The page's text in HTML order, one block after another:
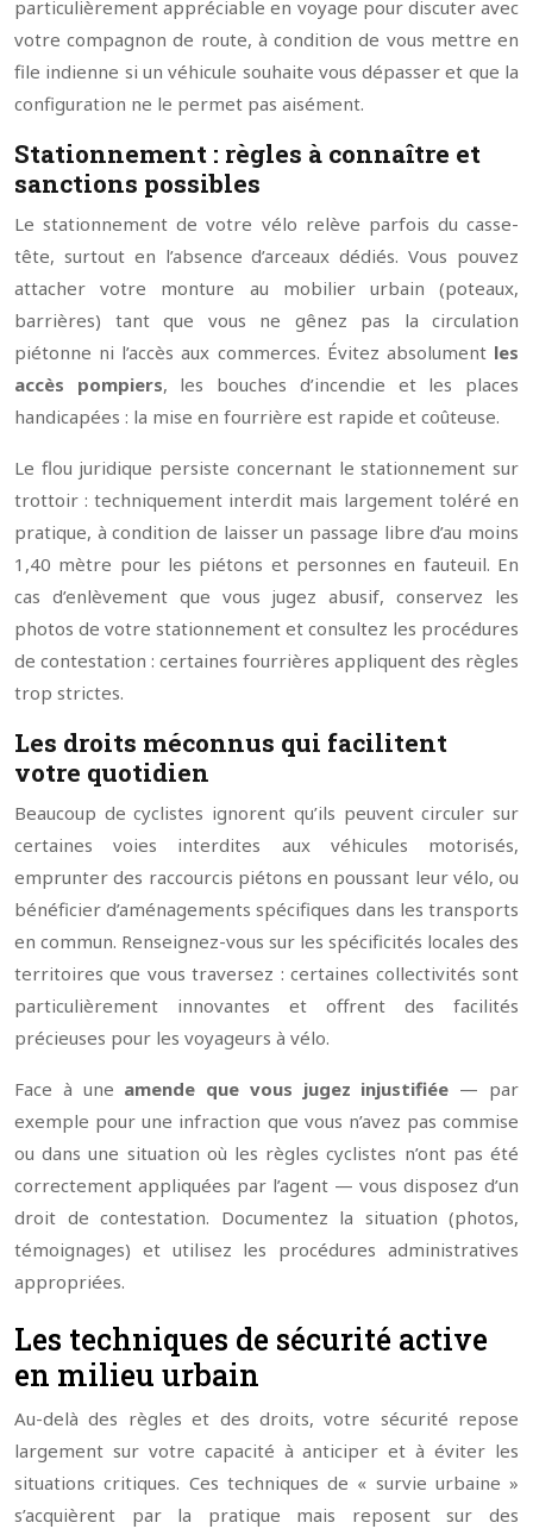
particulièrement appréciable en voyage pour discuter avec
votre compagnon de route, à condition de vous mettre en
file indienne si un véhicule souhaite vous dépasser et que la
configuration ne le permet pas aisément.
Stationnement : règles à connaître et
sanctions possibles
Le stationnement de votre vélo relève parfois du casse-
tête, surtout en l’absence d’arceaux dédiés. Vous pouvez
attacher votre monture au mobilier urbain (poteaux,
barrières) tant que vous ne gênez pas la circulation
piétonne ni l’accès aux commerces. Évitez absolument les
accès pompiers, les bouches d’incendie et les places
handicapées : la mise en fourrière est rapide et coûteuse.
Le flou juridique persiste concernant le stationnement sur
trottoir : techniquement interdit mais largement toléré en
pratique, à condition de laisser un passage libre d’au moins
1,40 mètre pour les piétons et personnes en fauteuil. En
cas d’enlèvement que vous jugez abusif, conservez les
photos de votre stationnement et consultez les procédures
de contestation : certaines fourrières appliquent des règles
trop strictes.
Les droits méconnus qui facilitent
votre quotidien
Beaucoup de cyclistes ignorent qu’ils peuvent circuler sur
certaines voies interdites aux véhicules motorisés,
emprunter des raccourcis piétons en poussant leur vélo, ou
bénéficier d’aménagements spécifiques dans les transports
en commun. Renseignez-vous sur les spécificités locales des
territoires que vous traversez : certaines collectivités sont
particulièrement innovantes et offrent des facilités
précieuses pour les voyageurs à vélo.
Face à une amende que vous jugez injustifiée — par
exemple pour une infraction que vous n’avez pas commise
ou dans une situation où les règles cyclistes n’ont pas été
correctement appliquées par l’agent — vous disposez d’un
droit de contestation. Documentez la situation (photos,
témoignages) et utilisez les procédures administratives
appropriées.
Les techniques de sécurité active
en milieu urbain
Au-delà des règles et des droits, votre sécurité repose
largement sur votre capacité à anticiper et à éviter les
situations critiques. Ces techniques de « survie urbaine »
s’acquièrent par la pratique mais reposent sur des